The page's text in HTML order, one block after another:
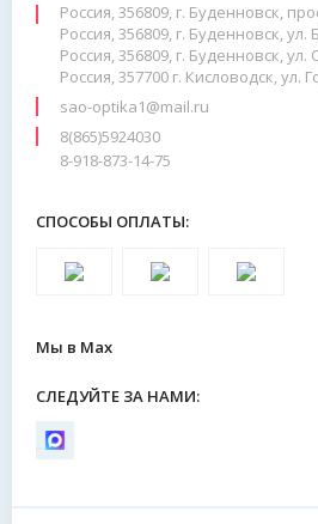
Россия, 356809, г. Буденновск,
Россия, 356809, г. Буденновск,
Россия, 356809, г. Буденновск,
Россия, 357700 г. Кисловодск, ул.
sao-optika1@mail.ru
8(865)5924030
8-918-873-14-75
СПОСОБЫ ОПЛАТЫ:
Мы в Max
СЛЕДУЙТЕ ЗА НАМИ: